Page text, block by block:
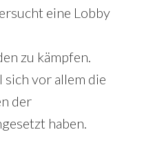
eine Lobby
zu kämpfen.
sich vor allem die
der
haben.